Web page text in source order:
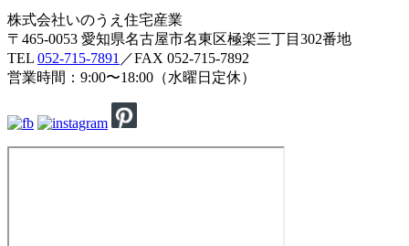
株式会社いのうえ住宅産業
〒465-0053 愛知県名古屋市名東区極楽三丁目302番地
TEL 052-715-7891 ／FAX 052-715-7892
営業時間：9:00〜18:00（水曜日定休）